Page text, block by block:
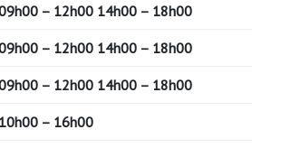
– 12h00 14h00 – 18h00
– 12h00 14h00 – 18h00
– 12h00 14h00 – 18h00
10h00 – 16h00